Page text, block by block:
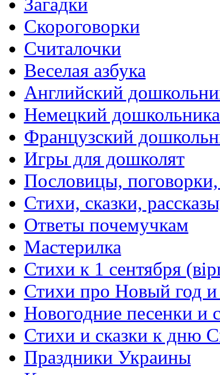
Скороговорки
Считалочки
Веселая азбука
Английский
Немецкий
Французский
Игры для дошколят
Пословицы,
Стихи, сказки,
Ответы почемучкам
Мастерилка
Стихи к 1 сентября
Стихи про Новый год
Новогодние песенки и
Стихи и сказки к дню
Праздники Украины